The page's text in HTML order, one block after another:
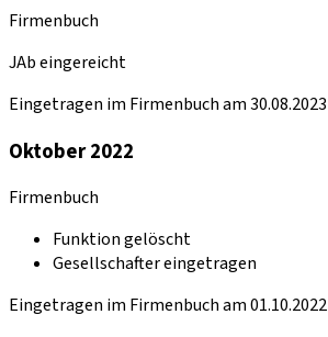
Firmenbuch
JAb eingereicht
Eingetragen im Firmenbuch am 30.08.2023
Oktober 2022
Firmenbuch
Funktion gelöscht
Gesellschafter eingetragen
Eingetragen im Firmenbuch am 01.10.2022